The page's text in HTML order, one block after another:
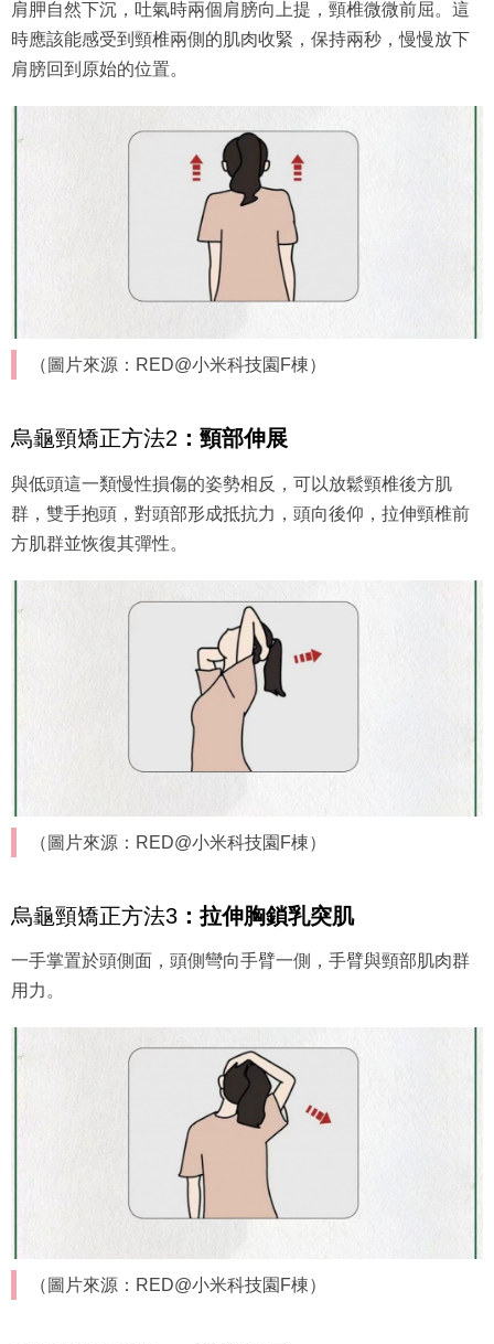
肩胛自然下沉，吐氣時兩個肩膀向上提，頸椎微微前屈。這
時應該能感受到頸椎兩側的肌肉收緊，保持兩秒，慢慢放下
肩膀回到原始的位置。
（圖片來源：RED@小米科技園F棟）
烏龜頸矯正方法2 ： 頸部伸展
與低頭這一類慢性損傷的姿勢相反，可以放鬆頸椎後方肌
群，雙手抱頭，對頭部形成抵抗力，頭向後仰，拉伸頸椎前
方肌群並恢復其彈性。
（圖片來源：RED@小米科技園F棟）
烏龜頸矯正方法3 ： 拉伸胸鎖乳突肌
一手掌置於頭側面，頭側彎向手臂一側，手臂與頸部肌肉群
用力。
（圖片來源：RED@小米科技園F棟）